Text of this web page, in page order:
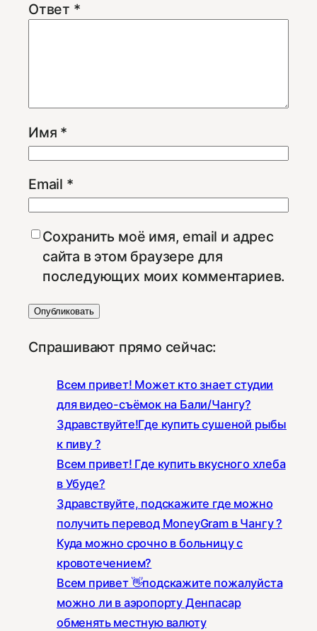
Ответ *
Имя *
Email *
Сохранить моё имя, email и адрес
сайта в этом браузере для
последующих моих комментариев.
Спрашивают прямо сейчас:
Всем привет! Может кто знает студии
для видео-съёмок на Бали/Чангу?
Здравствуйте!Где купить сушеной рыбы
к пиву ?
Всем привет! Где купить вкусного хлеба
в Убуде?
Здравствуйте, подскажите где можно
получить перевод MoneyGram в Чангу ?
Куда можно срочно в больницу с
кровотечением?
Всем привет 👋подскажите пожалуйста
можно ли в аэропорту Денпасар
обменять местную валюту